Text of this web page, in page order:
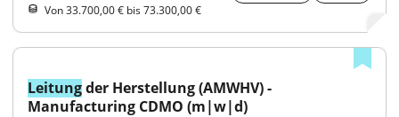
Von 33.700,00 € bis 73.300,00 €
Leitung der Herstellung (AMWHV) -
Manufacturing CDMO (m|w|d)